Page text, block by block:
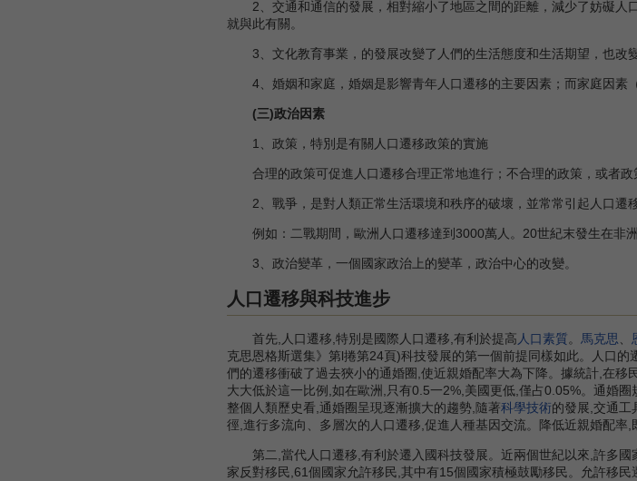
2、交通和通信的發展，相對縮小了地區之間的距離，減少了妨礙人
就與此有關。
3、文化教育事業，的發展改變了人們的生活態度和生活期望，也改
4、婚姻和家庭，婚姻是影響青年人口遷移的主要因素；而家庭因素
(三)政治因素
1、政策，特別是有關人口遷移政策的實施
合理的政策可促進人口遷移合理正常地進行；不合理的政策，或者政
2、戰爭，是對人類正常生活環境和秩序的破壞，並常常引起人口遷移
例如：二戰期間，歐洲人口遷移達到3000萬人。20世紀末發生在非洲
3、政治變革，一個國家政治上的變革，政治中心的改變。
人口遷移與科技進步
首先,人口遷移,特別是國際人口遷移,有利於提高人口素質。 馬克思、
克思恩格斯選集》第l捲第24頁)科技發展的第一個前提同樣如此。人口
們的遷移衝破了過去狹小的通婚圈,使近親婚配率大為下降。據統計,在
大大低於這一比例,如在歐洲,只有0.5一2%,美國更低,僅占0.05%。通婚
整個人類歷史看,通婚圈呈現逐漸擴大的趨勢,隨著科學技術的發展,交通工
徑,進行多流向、多層次的人口遷移,促進人種基因交流。降低近親婚配率
第二,當代人口遷移,有利於遷入國科技發展。近兩個世紀以來,許多國
家反對移民,61個國家允許移民,其中有15個國家積極鼓勵移民。允許移民